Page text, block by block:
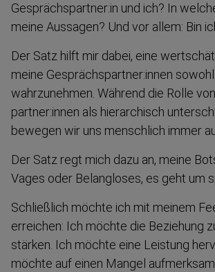
Gesprächs­partner:in und ich? In
meine Aussagen? Und vor allem: Bin
Der Satz hilft mir dabei, eine
meine Gesprächs­partner:innen
wahrzu­nehmen. Während die Rolle
partner:innen als hierar­chisch
bewegen wir uns menschlich immer
Der Satz regt mich dazu an, meine
Vages oder Belangloses, es geht um
Schließlich möchte ich mit meinem
erreichen: Ich möchte die Beziehung
stärken. Ich möchte eine Leistung
möchte auf einen Mangel